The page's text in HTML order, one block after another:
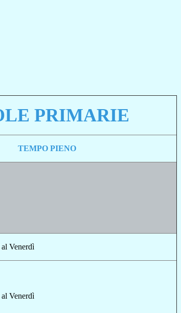
PRIMARIE
TEMPO PIENO
Venerdì
Venerdì